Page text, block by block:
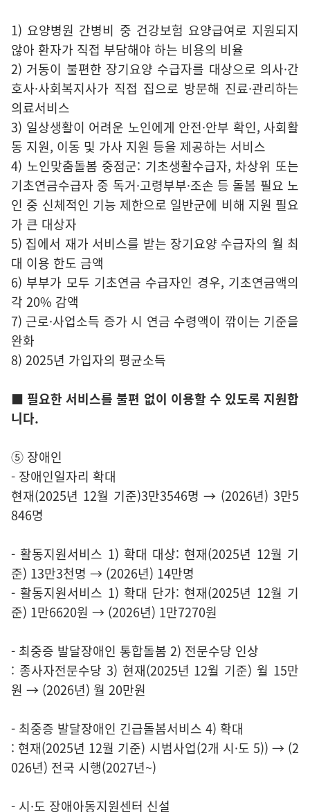
1) 요양병원 간병비 중 건강보험 요양급여로 지원되지
않아 환자가 직접 부담해야 하는 비용의 비율
2) 거동이 불편한 장기요양 수급자를 대상으로 의사·간
호사·사회복지사가 직접 집으로 방문해 진료·관리하는
의료서비스
3) 일상생활이 어려운 노인에게 안전·안부 확인, 사회활
동 지원, 이동 및 가사 지원 등을 제공하는 서비스
4) 노인맞춤돌봄 중점군: 기초생활수급자, 차상위 또는
기초연금수급자 중 독거·고령부부·조손 등 돌봄 필요 노
인 중 신체적인 기능 제한으로 일반군에 비해 지원 필요
가 큰 대상자
5) 집에서 재가 서비스를 받는 장기요양 수급자의 월 최
대 이용 한도 금액
6) 부부가 모두 기초연금 수급자인 경우, 기초연금액의
각 20% 감액
7) 근로·사업소득 증가 시 연금 수령액이 깎이는 기준을
완화
8) 2025년 가입자의 평균소득
■ 필요한 서비스를 불편 없이 이용할 수 있도록 지원합
니다.
⑤ 장애인
- 장애인일자리 확대
현재(2025년 12월 기준)3만3546명 → (2026년) 3만5
846명
- 활동지원서비스 1) 확대 대상: 현재(2025년 12월 기
준) 13만3천명 → (2026년) 14만명
- 활동지원서비스 1) 확대 단가: 현재(2025년 12월 기
준) 1만6620원 → (2026년) 1만7270원
- 최중증 발달장애인 통합돌봄 2) 전문수당 인상
: 종사자전문수당 3) 현재(2025년 12월 기준) 월 15만
원 → (2026년) 월 20만원
- 최중증 발달장애인 긴급돌봄서비스 4) 확대
: 현재(2025년 12월 기준) 시범사업(2개 시·도 5)) → (2
026년) 전국 시행(2027년~)
- 시·도 장애아동지원센터 신설